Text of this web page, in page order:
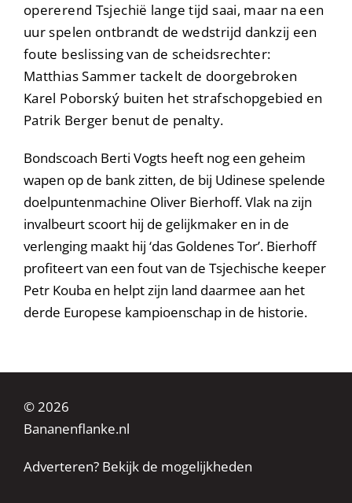
opererend Tsjechië lange tijd saai, maar na een
uur spelen ontbrandt de wedstrijd dankzij een
foute beslissing van de scheidsrechter:
Matthias Sammer tackelt de doorgebroken
Karel Poborský buiten het strafschopgebied en
Patrik Berger benut de penalty.
Bondscoach Berti Vogts heeft nog een geheim
wapen op de bank zitten, de bij Udinese spelende
doelpuntenmachine Oliver Bierhoff. Vlak na zijn
invalbeurt scoort hij de gelijkmaker en in de
verlenging maakt hij ‘das Goldenes Tor’. Bierhoff
profiteert van een fout van de Tsjechische keeper
Petr Kouba en helpt zijn land daarmee aan het
derde Europese kampioenschap in de historie.
© 2026
Bananenflanke.nl
Adverteren? Bekijk de mogelijkheden